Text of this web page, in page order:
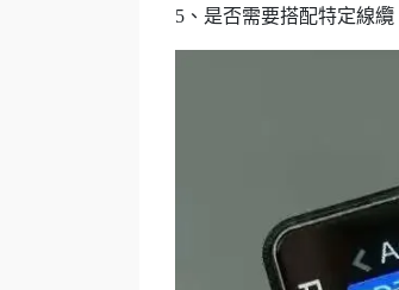
5、是否需要搭配特定線纜